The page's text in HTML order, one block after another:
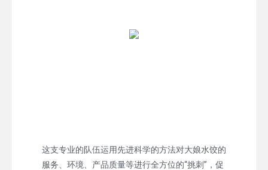
这支专业的队伍运用先进科学的方法对大娘水饺的
服务、环境、产品质量等进行全方位的“挑刺”，促